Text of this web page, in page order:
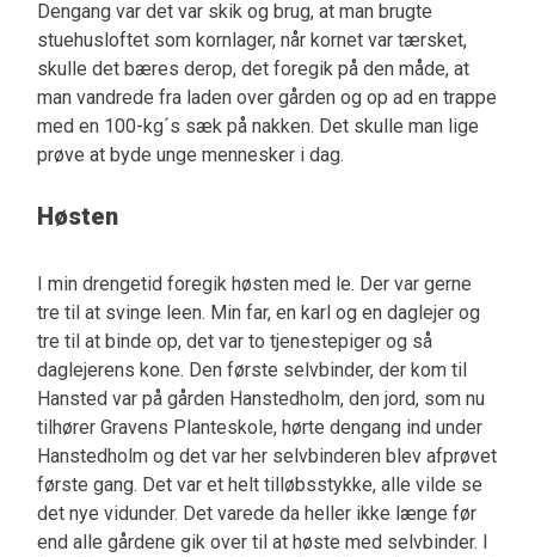
Dengang var det var skik og brug, at man brugte
stuehusloftet som kornlager, når kornet var tærsket,
skulle det bæres derop, det foregik på den måde, at
man vandrede fra laden over gården og op ad en trappe
med en 100-kg´s sæk på nakken. Det skulle man lige
prøve at byde unge mennesker i dag.
Høsten
I min drengetid foregik høsten med le. Der var gerne
tre til at svinge leen. Min far, en karl og en daglejer og
tre til at binde op, det var to tjenestepiger og så
daglejerens kone. Den første selvbinder, der kom til
Hansted var på gården Hanstedholm, den jord, som nu
tilhører Gravens Planteskole, hørte dengang ind under
Hanstedholm og det var her selvbinderen blev afprøvet
første gang. Det var et helt tilløbsstykke, alle vilde se
det nye vidunder. Det varede da heller ikke længe før
end alle gårdene gik over til at høste med selvbinder. I